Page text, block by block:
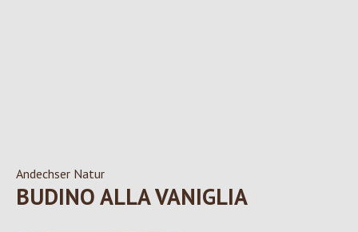
Andechser Natur
BUDINO ALLA VANIGLIA